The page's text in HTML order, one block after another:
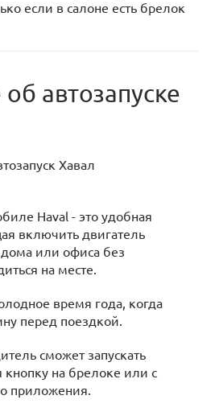
если в салоне есть брелок
автозапуске
Haval - это удобная
включить двигатель
или офиса без
на месте.
время года, когда
перед поездкой.
сможет запускать
кнопку на брелоке или с
приложения.